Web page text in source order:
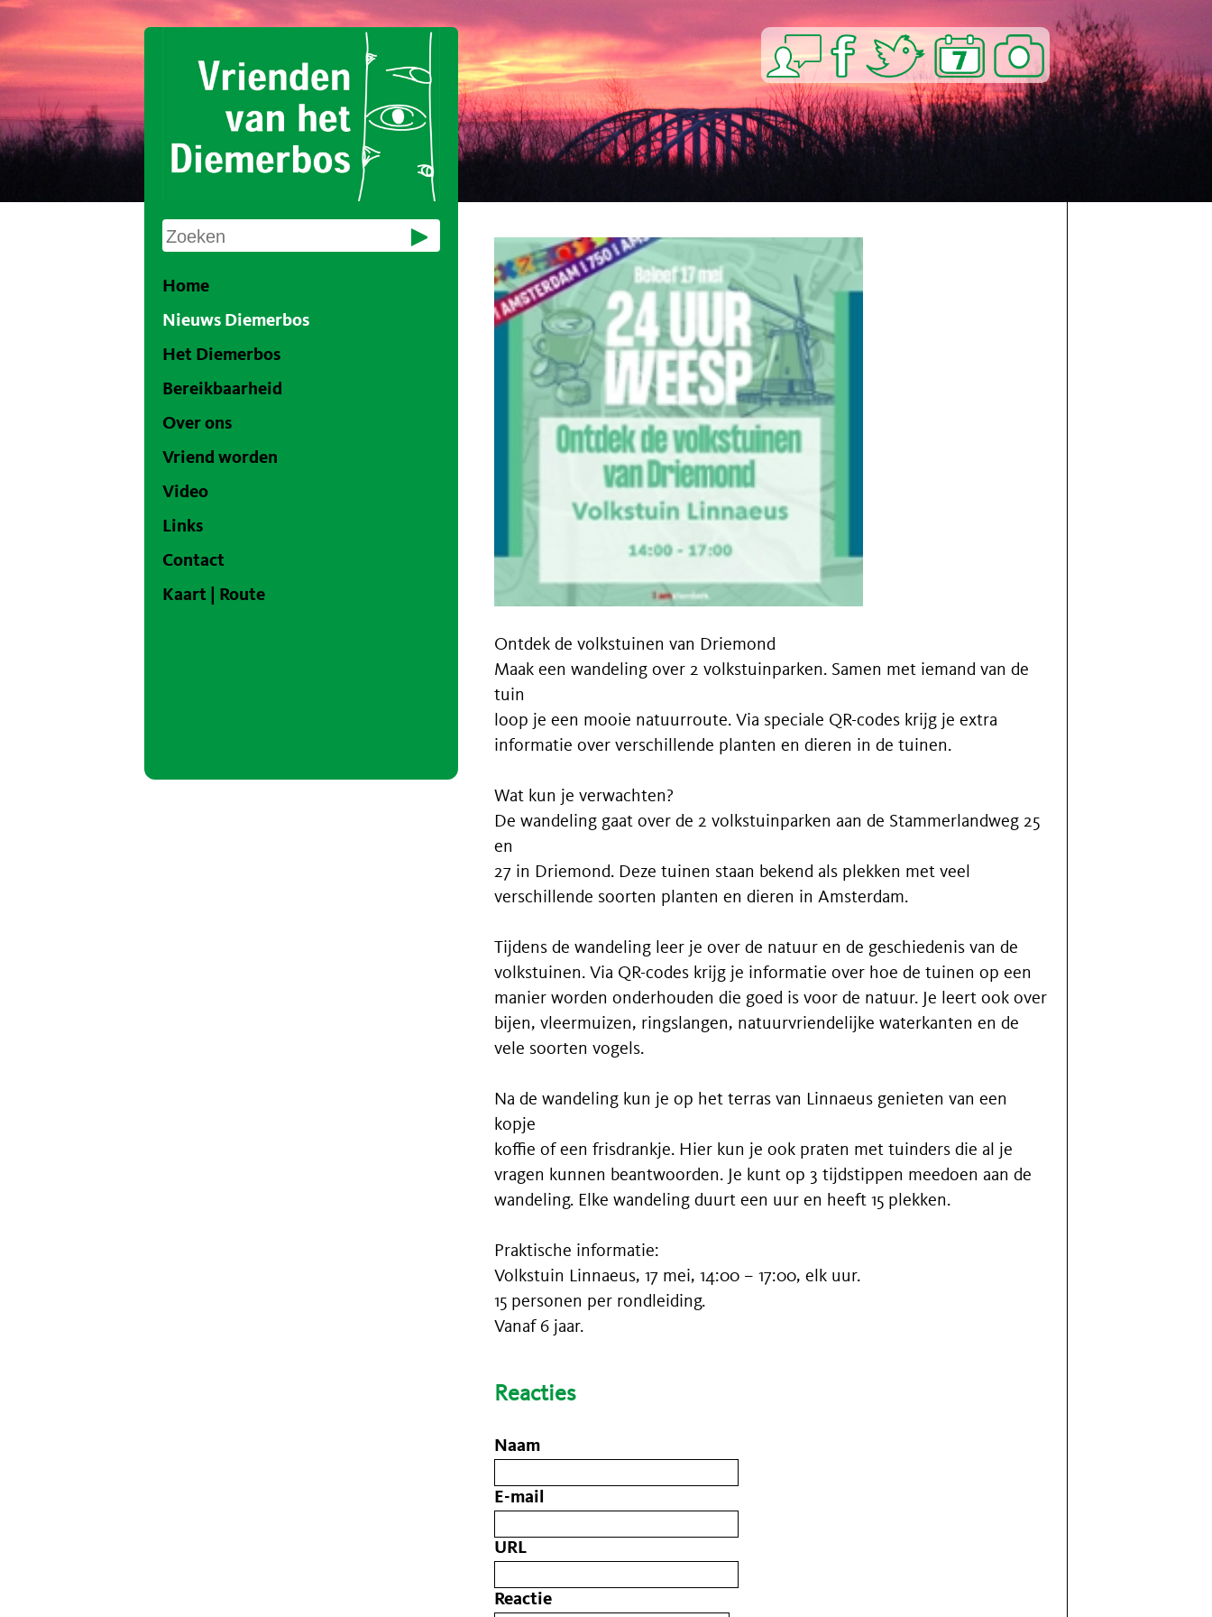
Home
Nieuws Diemerbos
Het Diemerbos
Bereikbaarheid
Over ons
Vriend worden
Video
Links
Contact
Kaart | Route
Ontdek de volkstuinen van Driemond
Maak een wandeling over 2 volkstuinparken. Samen met iemand van de
tuin
loop je een mooie natuurroute. Via speciale QR-codes krijg je extra
informatie over verschillende planten en dieren in de tuinen.
Wat kun je verwachten?
De wandeling gaat over de 2 volkstuinparken aan de Stammerlandweg 25
en
27 in Driemond. Deze tuinen staan bekend als plekken met veel
verschillende soorten planten en dieren in Amsterdam.
Tijdens de wandeling leer je over de natuur en de geschiedenis van de
volkstuinen. Via QR-codes krijg je informatie over hoe de tuinen op een
manier worden onderhouden die goed is voor de natuur. Je leert ook over
bijen, vleermuizen, ringslangen, natuurvriendelijke waterkanten en de
vele soorten vogels.
Na de wandeling kun je op het terras van Linnaeus genieten van een
kopje
koffie of een frisdrankje. Hier kun je ook praten met tuinders die al je
vragen kunnen beantwoorden. Je kunt op 3 tijdstippen meedoen aan de
wandeling. Elke wandeling duurt een uur en heeft 15 plekken.
Praktische informatie:
Volkstuin Linnaeus, 17 mei, 14:00 – 17:00, elk uur.
15 personen per rondleiding.
Vanaf 6 jaar.
Reacties
Naam
E-mail
URL
Reactie